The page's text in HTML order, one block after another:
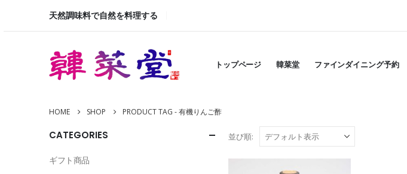
天然調味料で自然を料理する
トップページ 韓菜堂 ファインダイニング予約
HOME SHOP PRODUCT TAG -有機りんご酢
並び順:
CATEGORIES
ギフト商品